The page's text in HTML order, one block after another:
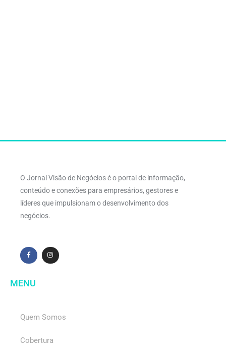
O Jornal Visão de Negócios é o portal de informação,
conteúdo e conexões para empresários, gestores e
líderes que impulsionam o desenvolvimento dos
negócios.
MENU
Quem Somos
Cobertura